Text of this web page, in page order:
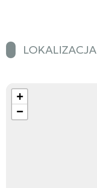
LOKALIZACJA
+
−